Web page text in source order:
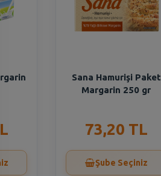
Sana Hamurişi Paket
Margarin 250 gr
73,20 TL
Şube Seçiniz